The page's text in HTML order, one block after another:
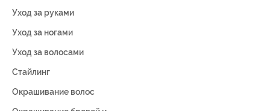
Уход за руками
Уход за ногами
Уход за волосами
Стайлинг
Окрашивание волос